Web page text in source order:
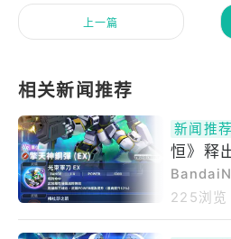
上一篇
新闻推荐
恒》释
(EX)」
性能介
nc.旗下
225浏览